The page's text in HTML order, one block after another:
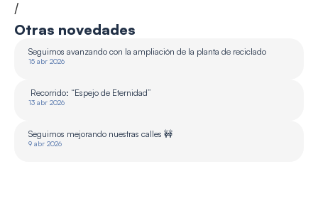
Otras novedades
Seguimos avanzando con la ampliación de la planta de reciclado
15 abr 2026
Recorrido: “Espejo de Eternidad”
13 abr 2026
Seguimos mejorando nuestras calles 🚧
9 abr 2026
/